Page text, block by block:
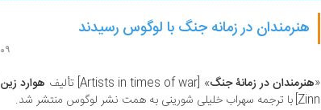
هنرمندان در زمانه جنگ با لوگوس رسیدند
09 اسفند 1399
«هنرمندان در زمانۀ جنگ» [Artists in times of war] تألیف هوارد زین
Zinn] با ترجمه سهراب خلیلی شورینی به همت نشر لوگوس منتشر شد.